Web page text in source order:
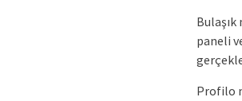
Bulaşık
paneli
Profilo